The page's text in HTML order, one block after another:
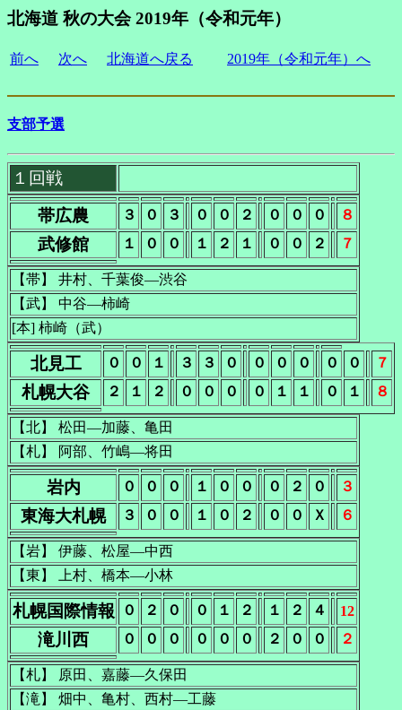
北海道 秋の大会 2019年（令和元年）
前へ 次へ 北海道へ戻る 2019年（令和元年）へ
支部予選
１回戦
帯広農
３ ０ ３ ０ ０ ２ ０ ０ ０ ８
武修館 １ ０ ０ １ ２ １ ０ ０ ２ ７
【帯】 井村、千葉俊―渋谷
【武】 中谷―柿崎
[本] 柿崎（武）
北見工 ０ ０ １ ３ ３ ０ ０ ０ ０ ０ ０ ７
札幌大谷 ２ １ ２ ０ ０ ０ ０ １ １ ０ １ ８
【北】 松田―加藤、亀田
【札】 阿部、竹嶋―将田
岩内 ０ ０ ０ １ ０ ０ ０ ２ ０ ３
東海大札幌 ３ ０ ０ １ ０ ２ ０ ０ Ｘ ６
【岩】 伊藤、松屋―中西
【東】 上村、橋本―小林
札幌国際情報 ０ ２ ０ ０ １ ２ １ ２ ４ 12
滝川西 ０ ０ ０ ０ ０ ０ ２ ０ ０ ２
【札】 原田、嘉藤―久保田
【滝】 畑中、亀村、西村―工藤